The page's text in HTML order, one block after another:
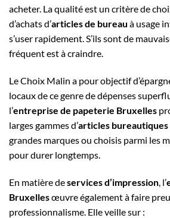
acheter. La qualité est un critère de
d’achats d’articles de bureau à usage
s’user rapidement. S’ils sont de
fréquent est à craindre.
Le Choix Malin a pour objectif
locaux de ce genre de dépenses
l’entreprise de papeterie Bruxelles
larges gammes d’articles bureautiques
grandes marques ou choisis parmi les
pour durer longtemps.
En matière deservices d’impression , l’
Bruxellesœuvre également à faire
professionnalisme. Elle veille sur :